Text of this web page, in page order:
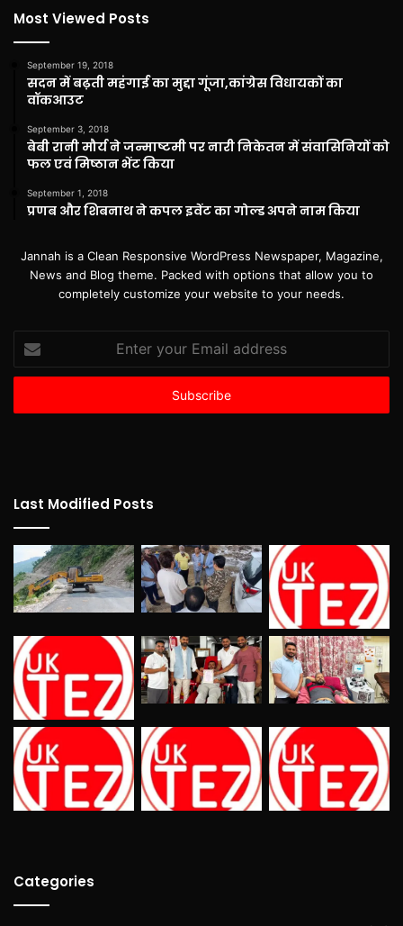
Most Viewed Posts
September 19, 2018
सदन में बढ़ती महंगाई का मुद्दा गूंजा,कांग्रेस विधायकों का
वॉकआउट
September 3, 2018
बेबी रानी मौर्य ने जन्माष्टमी पर नारी निकेतन में संवासिनियों को
फल एवं मिष्ठान भेंट किया
September 1, 2018
प्रणब और शिबनाथ ने कपल इवेंट का गोल्ड अपने नाम किया
Jannah is a Clean Responsive WordPress Newspaper, Magazine,
News and Blog theme. Packed with options that allow you to
completely customize your website to your needs.
your
Email
Last Modified Posts
Categories